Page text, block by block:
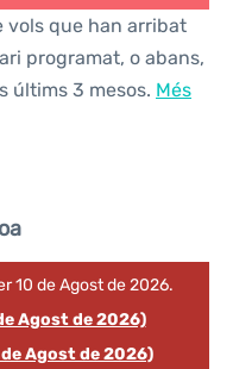
vols que han arribat
programat, o abans,
últims 3 mesos. Més
10 de Agost de 2026.
Agost de 2026)
de Agost de 2026)